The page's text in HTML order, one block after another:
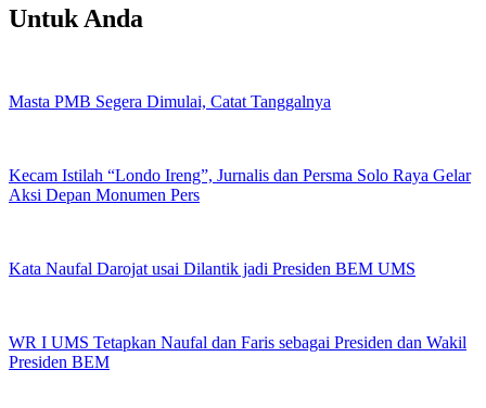
Untuk Anda
Masta PMB Segera Dimulai, Catat Tanggalnya
Kecam Istilah “Londo Ireng”, Jurnalis dan Persma Solo Raya Gelar
Aksi Depan Monumen Pers
Kata Naufal Darojat usai Dilantik jadi Presiden BEM UMS
WR I UMS Tetapkan Naufal dan Faris sebagai Presiden dan Wakil
Presiden BEM